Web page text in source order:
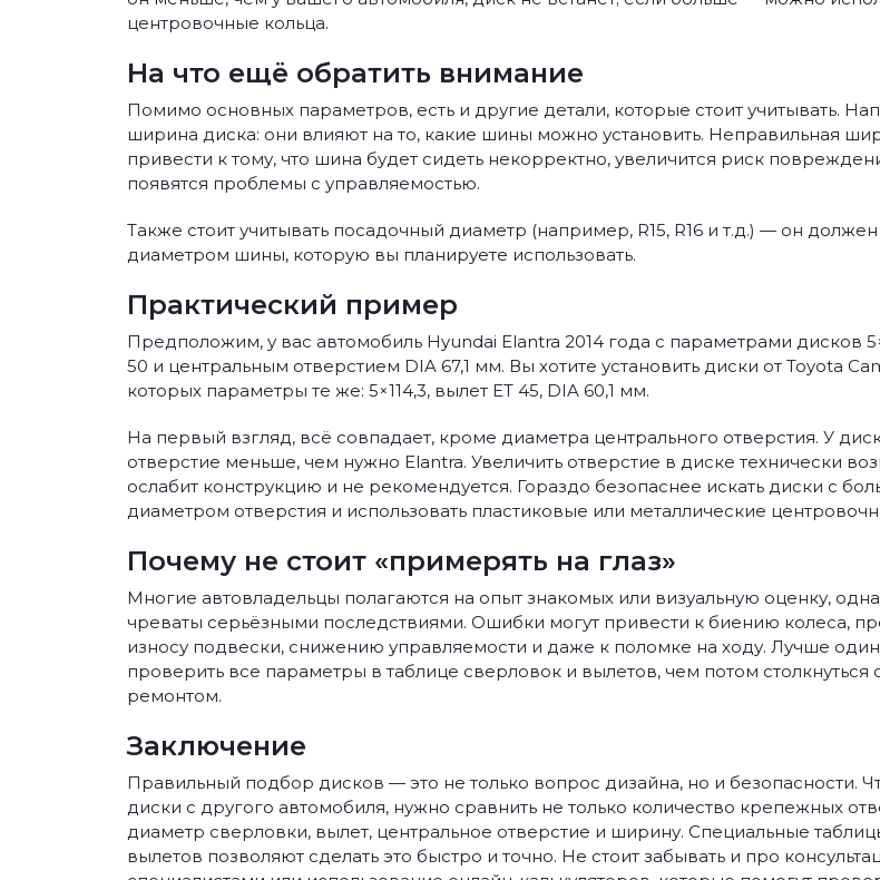
центровочные кольца.
На что ещё обратить внимание
Помимо основных параметров, есть и другие детали, которые стоит учитывать.
ширина диска: они влияют на то, какие шины можно установить. Неправильная
привести к тому, что шина будет сидеть некорректно, увеличится риск
появятся проблемы с управляемостью.
Также стоит учитывать посадочный диаметр (например, R15, R16 и т.д.) — он должен
диаметром шины, которую вы планируете использовать.
Практический пример
Предположим, у вас автомобиль Hyundai Elantra 2014 года с параметрами дисков
50 и центральным отверстием DIA 67,1 мм. Вы хотите установить диски от Toyota
которых параметры те же: 5×114,3, вылет ET 45, DIA 60,1 мм.
На первый взгляд, всё совпадает, кроме диаметра центрального отверстия. У
отверстие меньше, чем нужно Elantra. Увеличить отверстие в диске технически
ослабит конструкцию и не рекомендуется. Гораздо безопаснее искать диски с
диаметром отверстия и использовать пластиковые или металлические
Почему не стоит «примерять на глаз»
Многие автовладельцы полагаются на опыт знакомых или визуальную оценку,
чреваты серьёзными последствиями. Ошибки могут привести к биению колеса,
износу подвески, снижению управляемости и даже к поломке на ходу. Лучше один
проверить все параметры в таблице сверловок и вылетов, чем потом
ремонтом.
Заключение
Правильный подбор дисков — это не только вопрос дизайна, но и безопасности.
диски с другого автомобиля, нужно сравнить не только количество крепежных
диаметр сверловки, вылет, центральное отверстие и ширину. Специальные
вылетов позволяют сделать это быстро и точно. Не стоит забывать и про